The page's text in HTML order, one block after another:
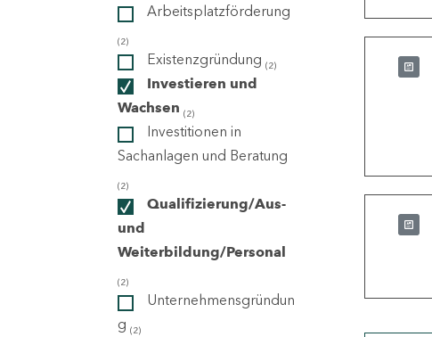
Arbeitsplatzförderung
(2)
Existenzgründung (2)
Investieren und
Wachsen (2)
Investitionen in
Sachanlagen und Beratung
(2)
Qualifizierung/Aus-
und
Weiterbildung/Personal
(2)
Unternehmensgründun
g (2)